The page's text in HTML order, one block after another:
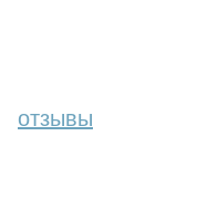
отзывы